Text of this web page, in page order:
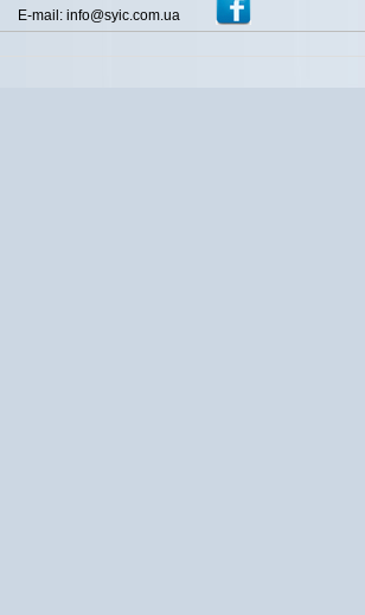
E-mail: info@syic.com.ua